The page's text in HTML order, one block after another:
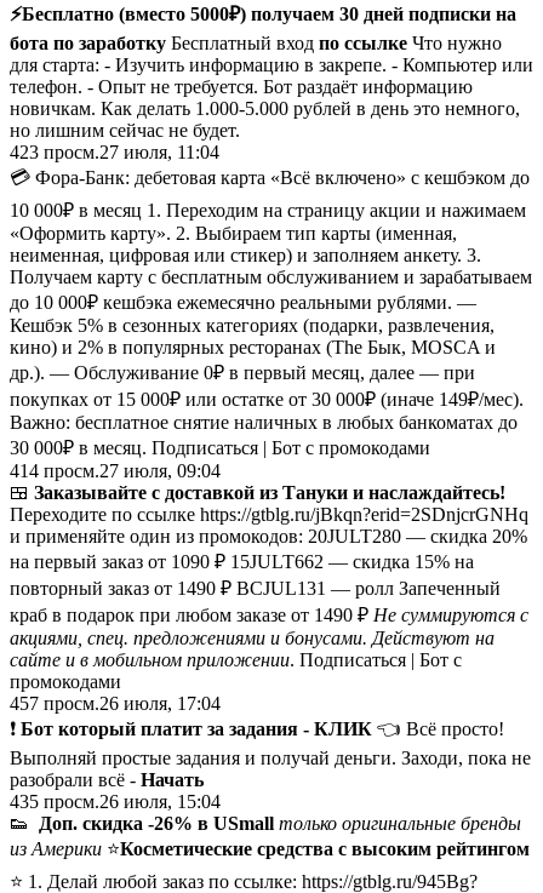
⚡️Бесплатно (вместо 5000₽) получаем 30 дней подписки на
бота по заработку Бесплатный вход по ссылке Что нужно
для старта: - Изучить информацию в закрепе. - Компьютер или
телефон. - Опыт не требуется. Бот раздаёт информацию
новичкам. Как делать 1.000-5.000 рублей в день это немного,
но лишним сейчас не будет.
423 просм.27 июля, 11:04
💳 Фора-Банк: дебетовая карта «Всё включено» с кешбэком до
10 000₽ в месяц 1. Переходим на страницу акции и нажимаем
«Оформить карту». 2. Выбираем тип карты (именная,
неименная, цифровая или стикер) и заполняем анкету. 3.
Получаем карту с бесплатным обслуживанием и зарабатываем
до 10 000₽ кешбэка ежемесячно реальными рублями. —
Кешбэк 5% в сезонных категориях (подарки, развлечения,
кино) и 2% в популярных ресторанах (The Бык, MOSCA и
др.). — Обслуживание 0₽ в первый месяц, далее — при
покупках от 15 000₽ или остатке от 30 000₽ (иначе 149₽/мес).
Важно: бесплатное снятие наличных в любых банкоматах до
30 000₽ в месяц. Подписаться | Бот с промокодами
414 просм.27 июля, 09:04
🍱 Заказывайте с доставкой из Тануки и наслаждайтесь!
Переходите по ссылке https://gtblg.ru/jBkqn?erid=2SDnjcrGNHq
и применяйте один из промокодов: 20JULT280 — скидка 20%
на первый заказ от 1090 ₽ 15JULT662 — скидка 15% на
повторный заказ от 1490 ₽ BCJUL131 — ролл Запеченный
краб в подарок при любом заказе от 1490 ₽ Не суммируются с
акциями, спец. предложениями и бонусами. Действуют на
сайте и в мобильном приложении. Подписаться | Бот с
промокодами
457 просм.26 июля, 17:04
❗️ Бот который платит за задания - КЛИК 👈 Всё просто!
Выполняй простые задания и получай деньги. Заходи, пока не
разобрали всё - Начать
435 просм.26 июля, 15:04
👟
Доп. скидка -26% в USmall только оригинальные бренды
из Америки ⭐️Косметические средства с высоким рейтингом
⭐️ 1. Делай любой заказ по ссылке: https://gtblg.ru/945Bg?